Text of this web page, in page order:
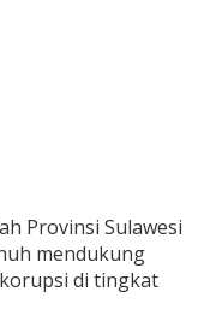
Provinsi Sulawesi
mendukung
di tingkat